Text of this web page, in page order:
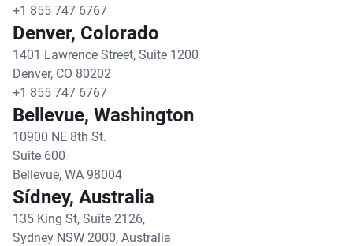
+1 855 747 6767
Denver, Colorado
1401 Lawrence Street, Suite 1200
Denver, CO 80202
+1 855 747 6767
Bellevue, Washington
10900 NE 8th St.
Suite 600
Bellevue, WA 98004
Sídney, Australia
135 King St, Suite 2126,
Sydney NSW 2000, Australia